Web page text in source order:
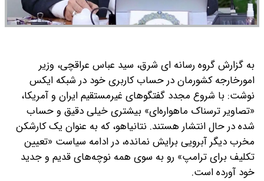
به گزارش گروه رسانه ای شرق، سید عباس عراقچی، وزیر
امورخارجه کشورمان در حساب کاربری خود در شبکه ایکس
نوشت: با شروع مجدد گفتگوهای غیرمستقیم ایران و آمریکا،
«تصاویر ترسناک ماهواره‌ای» بیشتری خیلی دقیق و حساب
شده در حال انتشار هستند. نتانیاهو، که به عنوان یک کارشکن
مخرب دیگر آبرویی برایش نمانده، در ادامه سیاست «تعیین
تکلیف برای ترامپ» رو به سوی همه نوچه‌های قدیم و جدید
خود آورده است.